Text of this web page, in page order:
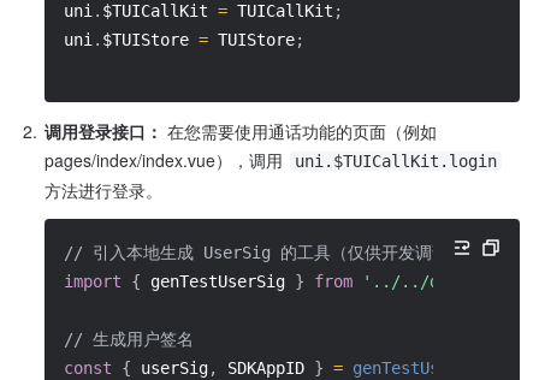
uni. $TUICallKit = TUICallKit ;
uni. $TUIStore = TUIStore;
2. 调用登录接口： 在您需要使用通话功能的页面（例如
pages/index/index.vue），调用
uni.$TUICallKit.login
方法进行登录。
// 引入本地生成 UserSig 的工具（仅供开发调试）
import
{ genTestUserSig } from '../../debug/
// 生成用户签名
const
{ userSig, SDKAppID } = genTestUserSig